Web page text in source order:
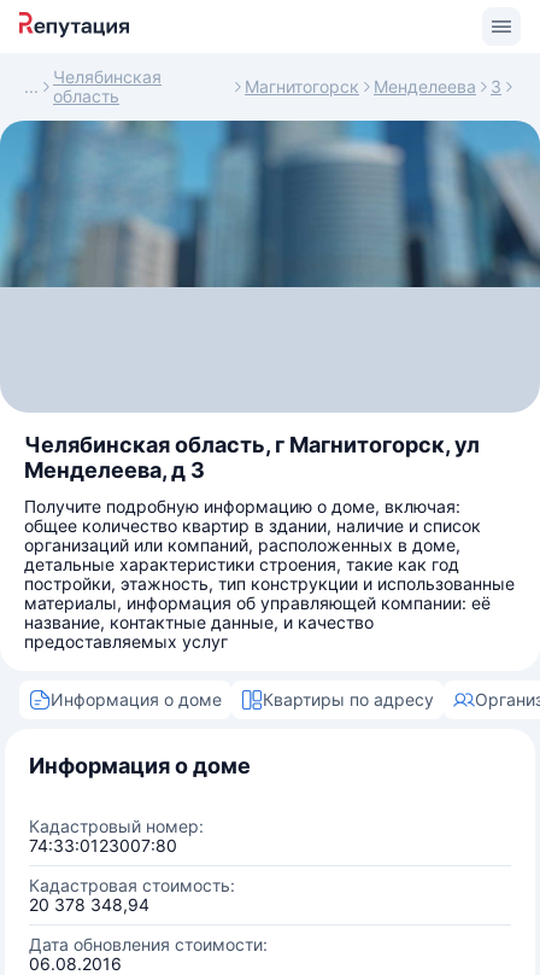
Челябинская
область
Магнитогорск Менделеева 3
Челябинская область, г Магнитогорск, ул
Менделеева, д 3
Получите подробную информацию о доме, включая:
общее количество квартир в здании, наличие и список
организаций или компаний, расположенных в доме,
детальные характеристики строения, такие как год
постройки, этажность, тип конструкции и использованные
материалы, информация об управляющей компании: её
название, контактные данные, и качество
предоставляемых услуг
Информация о доме Квартиры по адресу
Информация о доме
Кадастровый номер:
74:33:0123007:80
Кадастровая стоимость:
20 378 348,94
Дата обновления стоимости:
06.08.2016